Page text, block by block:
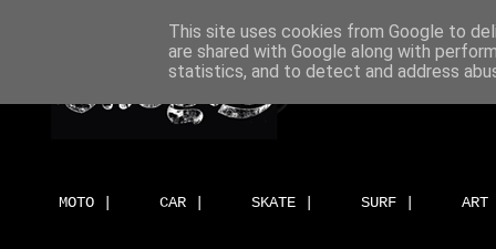
MOTO | CAR | SKATE | SURF |
This site uses cookies from Google to
are shared with Google along with
statistics, and to detect and address